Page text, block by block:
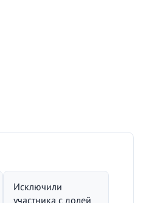
Исключили
участника с долей